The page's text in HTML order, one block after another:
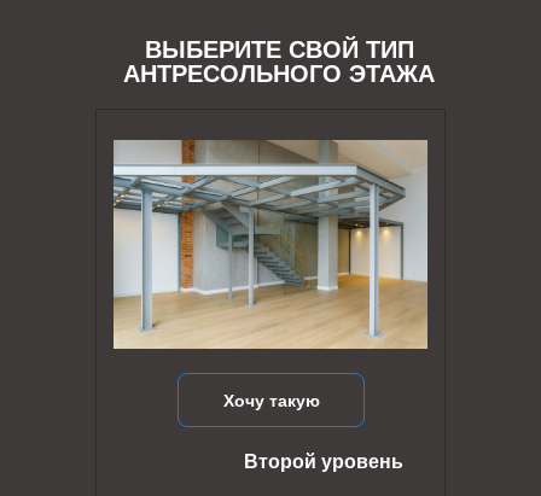
ВЫБЕРИТЕ СВОЙ ТИП
АНТРЕСОЛЬНОГО ЭТАЖА
Хочу такую
Второй уровень